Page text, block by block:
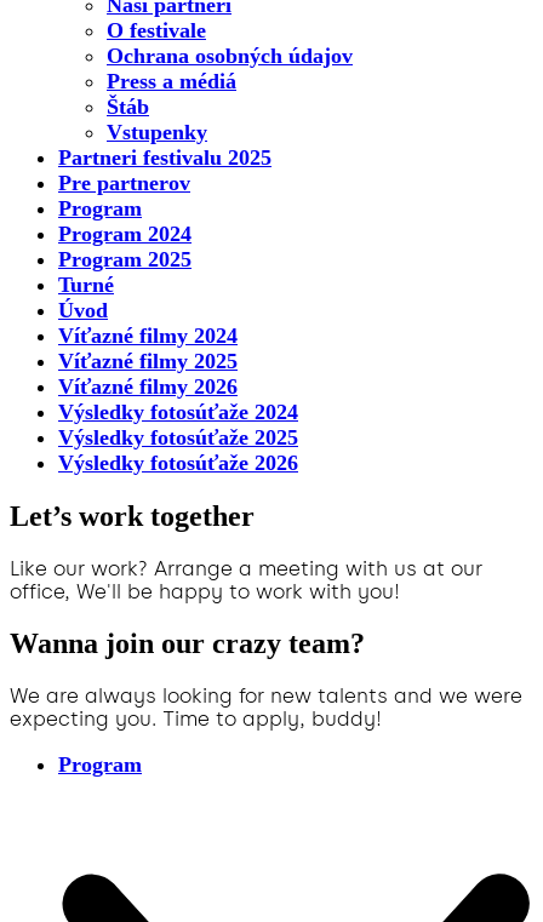
Naši partneri
O festivale
Ochrana osobných údajov
Press a médiá
Štáb
Vstupenky
Partneri festivalu 2025
Pre partnerov
Program
Program 2024
Program 2025
Turné
Úvod
Víťazné filmy 2024
Víťazné filmy 2025
Víťazné filmy 2026
Výsledky fotosúťaže 2024
Výsledky fotosúťaže 2025
Výsledky fotosúťaže 2026
Let’s work together
Like our work? Arrange a meeting with us at our
office, We'll be happy to work with you!
Wanna join our crazy team?
We are always looking for new talents and we were
expecting you. Time to apply, buddy!
Program